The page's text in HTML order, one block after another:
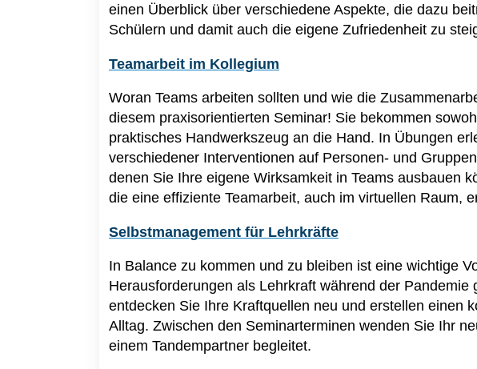
einen Überblick über verschiedene Aspekte, die dazu
Schülern und damit auch die eigene Zufriedenheit zu
Teamarbeit im Kollegium
Woran Teams arbeiten sollten und wie die
diesem praxisorientierten Seminar! Sie bekommen
praktisches Handwerkszeug an die Hand. In Übungen
verschiedener Interventionen auf Personen- und
denen Sie Ihre eigene Wirksamkeit in Teams ausbauen
die eine effiziente Teamarbeit, auch im virtuellen Raum,
Selbstmanagement für Lehrkräfte
In Balance zu kommen und zu bleiben ist eine wichtige
Herausforderungen als Lehrkraft während der Pandemie
entdecken Sie Ihre Kraftquellen neu und erstellen einen
Alltag. Zwischen den Seminarterminen wenden Sie Ihr
einem Tandempartner begleitet.